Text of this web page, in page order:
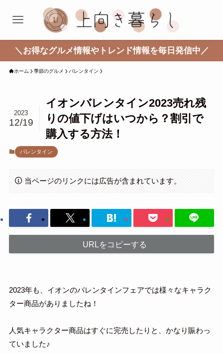
＼お得なグルメ情報やトレンド情報を毎日発信中／
ホーム 季節のグルメ バレンタイン
イオンバレンタイン2023売れ残
りの値下げはいつから？割引で
購入する方法！
2023
12/19
バレンタイン
当ページのリンクには広告が含まれています。
URLをコピーする
2023年も、イオンのバレンタインフェアでは様々なキャラク
ター商品がありましたね！
人気キャラクター商品はすぐに完売したりと、かなり賑わっ
ていました♪